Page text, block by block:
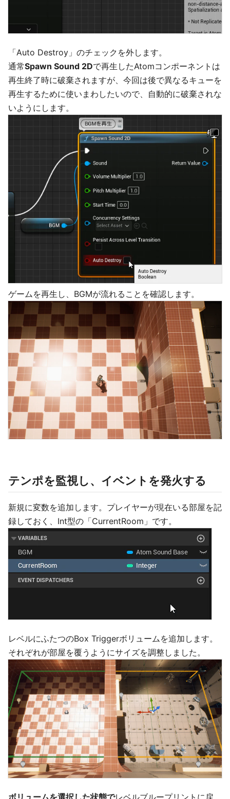
「Auto Destroy」のチェックを外します。
通常Spawn Sound 2Dで再生したAtomコンポーネントは
再生終了時に破棄されますが、今回は後で異なるキューを
再生するために使いまわしたいので、自動的に破棄されな
いようにします。
ゲームを再生し、BGMが流れることを確認します。
テンポを監視し、イベントを発火する
新規に変数を追加します。プレイヤーが現在いる部屋を記
録しておく、Int型の「CurrentRoom」です。
レベルにふたつのBox Triggerボリュームを追加します。
それぞれが部屋を覆うようにサイズを調整しました。
ボリュームを選択した状態でレベルブループリントに戻